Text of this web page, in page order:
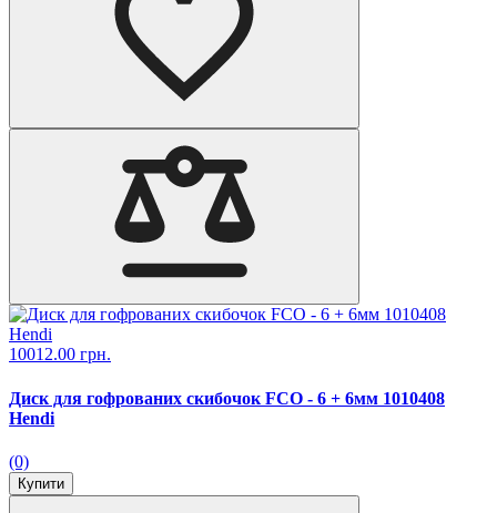
10012.00 грн.
Диск для гофрованих скибочок FCО - 6 + 6мм 1010408
Hendi
(0)
Купити